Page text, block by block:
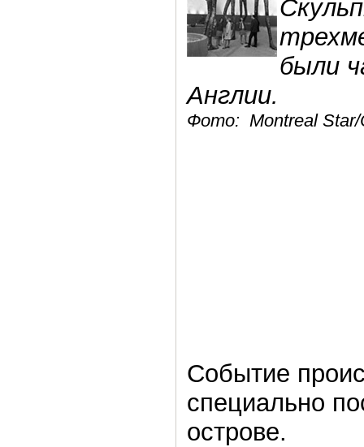
были
Англии.
Фото: Montreal Star/
Событие
специально
острове.